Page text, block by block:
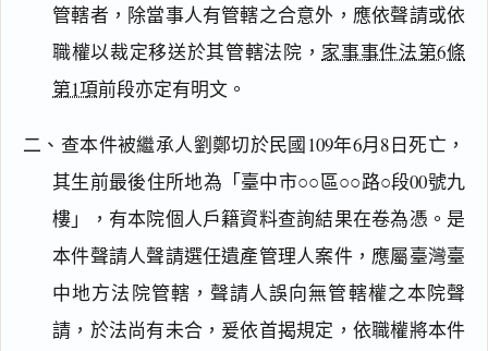
管轄者，除當事人有管轄之合意外，應依聲請或依
職權以裁定移送於其管轄法院， 家事事件法第6條
第1項前段亦定有明文。
二、查本件被繼承人劉鄭切於民國109年6月8日死亡，
其生前最後住所地為「臺中市○○區○○路○段00號九
樓」，有本院個人戶籍資料查詢結果在卷為憑。是
本件聲請人聲請選任遺產管理人案件，應屬臺灣臺
中地方法院管轄，聲請人誤向無管轄權之本院聲
請，於法尚有未合，爰依首揭規定，依職權將本件
閱讀 研究
搜尋本
主
文
理
由